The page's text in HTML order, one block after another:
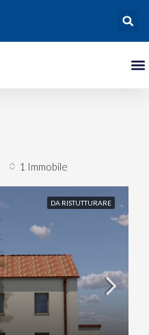
1 Immobile
DA RISTUTTURARE